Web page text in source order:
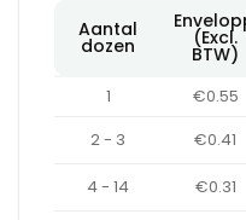
Aantal
dozen (Excl.
BTW)
1 €0.55
2 - 3
€0.41
4 - 14 €0.31